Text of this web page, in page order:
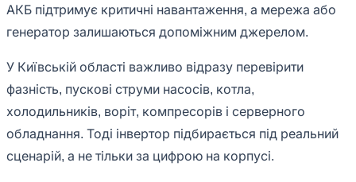
АКБ підтримує критичні навантаження, а мережа або
генератор залишаються допоміжним джерелом.
У Київській області важливо відразу перевірити
фазність, пускові струми насосів, котла,
холодильників, воріт, компресорів і серверного
обладнання. Тоді інвертор підбирається під реальний
сценарій, а не тільки за цифрою на корпусі.